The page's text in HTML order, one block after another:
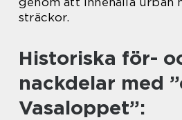
sträckor.
Historiska för-
nackdelar med
Vasaloppet”: